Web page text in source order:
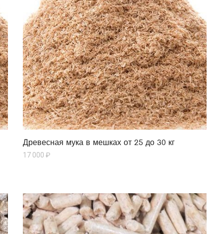
Древесная мука в мешках от 25 до 30 кг
17 000 ₽